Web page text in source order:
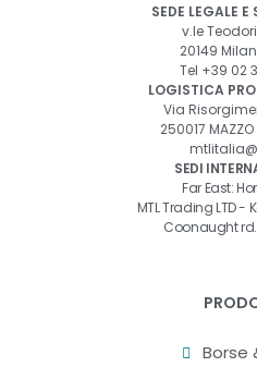
SEDE LEGALE
v.le
20149
Tel +39 02
LOGISTICA
Via
250017
SEDI
Far East:
MTL Trading LTD -
Coonaught
Borse